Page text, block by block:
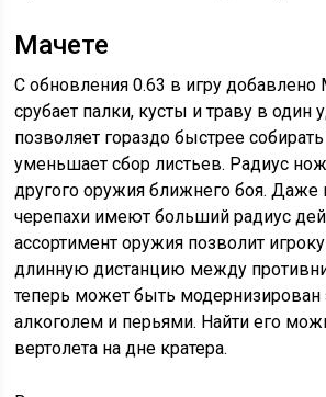
Мачете
С обновления 0.63 в игру добавлено
срубает палки, кусты и траву в один
позволяет гораздо быстрее
уменьшает сбор листьев. Радиус
другого оружия ближнего боя. Даже
черепахи имеют больший радиус
ассортимент оружия позволит
длинную дистанцию между
теперь может быть модернизирован
алкоголем и перьями. Найти его
вертолета на дне кратера.